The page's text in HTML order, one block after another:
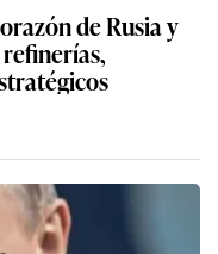
de Rusia y